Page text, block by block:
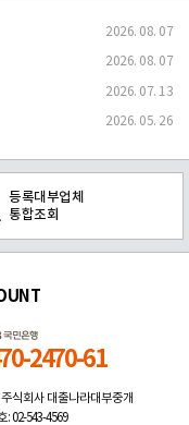
2026. 08. 07
2026. 08. 07
2026. 07. 13
2026. 05. 26
등록대부업체
통합조회
2470-61
식회사 대출나라대부중개
: 02-543-4569